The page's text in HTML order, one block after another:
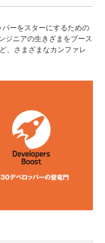
ーをスターにするための
ジニアの生きざまをブース
、さまざまなカンファレ